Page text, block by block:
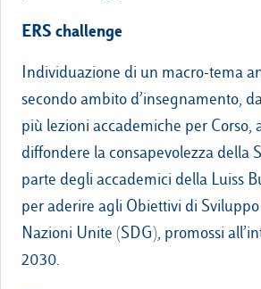
ERS challenge
Individuazione di un macro-tema
secondo ambito d’insegnamento,
più lezioni accademiche per Corso,
diffondere la consapevolezza della
parte degli accademici della Luiss
per aderire agli Obiettivi di
Nazioni Unite (SDG), promossi
2030.